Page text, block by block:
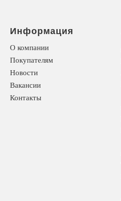
Информация
О компании
Покупателям
Новости
Вакансии
Контакты